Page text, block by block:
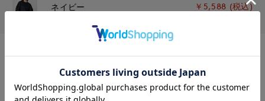
ネイビー ￥5,588 (税込)